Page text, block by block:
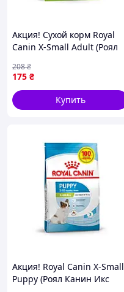
Акция! Сухой корм Royal
Canin X-Small Adult (Роял
400 гр + 100 гр
175 ₴
208₴
Купить
Акция! Royal Canin X-Small
Puppy (Роял Канин Икс